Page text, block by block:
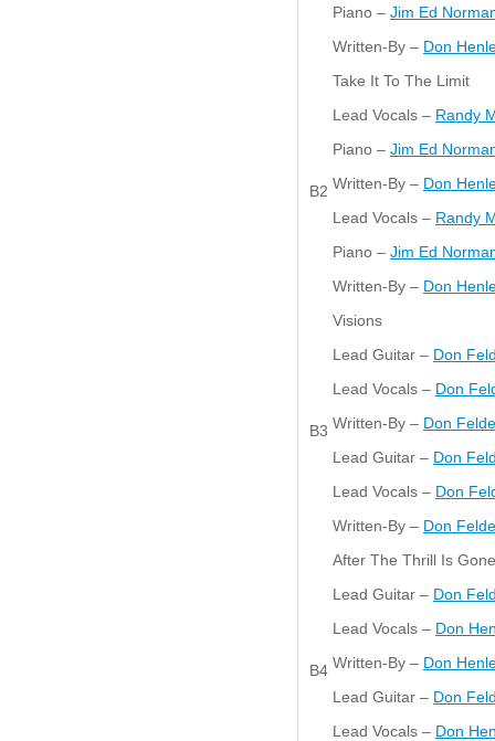
Piano – Jim Ed
Written-By – Don
B2
Take It To The Limit
Lead Vocals – Randy
Piano – Jim Ed
Written-By – Don
Lead Vocals – Randy
Piano – Jim Ed
Written-By – Don
B3
Visions
Lead Guitar – Don
Lead Vocals – Don
Written-By – Don
Lead Guitar – Don
Lead Vocals – Don
Written-By – Don
B4
After The Thrill Is Gone
Lead Guitar – Don
Lead Vocals – Don
Written-By – Don
Lead Guitar – Don
Lead Vocals – Don